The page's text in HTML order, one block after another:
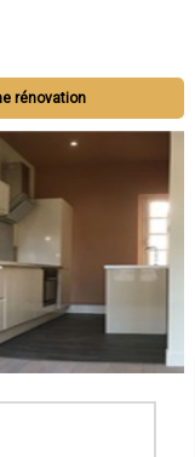
rénovation